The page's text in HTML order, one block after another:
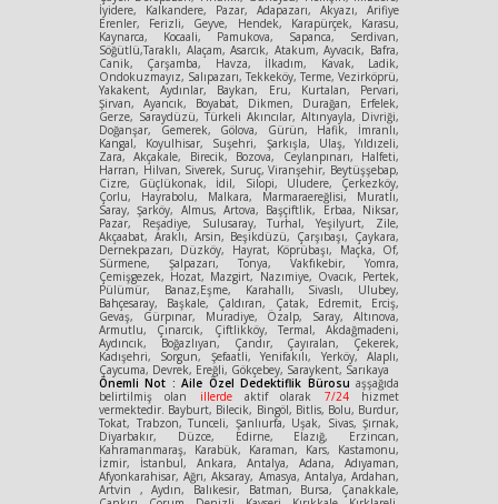
İyidere, Kalkandere, Pazar, Adapazarı, Akyazı, Arifiye
Erenler, Ferizli, Geyve, Hendek, Karapürçek, Karasu,
Kaynarca, Kocaali, Pamukova, Sapanca, Serdivan,
Söğütlü,Taraklı, Alaçam, Asarcık, Atakum, Ayvacık, Bafra,
Canik, Çarşamba, Havza, İlkadım, Kavak, Ladik,
Ondokuzmayız, Salıpazarı, Tekkeköy, Terme, Vezirköprü,
Yakakent, Aydınlar, Baykan, Eru, Kurtalan, Pervari,
Şirvan, Ayancık, Boyabat, Dikmen, Durağan, Erfelek,
Gerze, Saraydüzü, Türkeli Akıncılar, Altınyayla, Divriği,
Doğanşar, Gemerek, Gölova, Gürün, Hafik, İmranlı,
Kangal, Koyulhisar, Suşehri, Şarkışla, Ulaş, Yıldızeli,
Zara, Akçakale, Birecik, Bozova, Ceylanpınarı, Halfeti,
Harran, Hilvan, Siverek, Suruç, Viranşehir, Beytüşşebap,
Cizre, Güçlükonak, İdil, Silopi, Uludere, Çerkezköy,
Çorlu, Hayrabolu, Malkara, Marmaraereğlisi, Muratlı,
Saray, Şarköy, Almus, Artova, Başçiftlik, Erbaa, Niksar,
Pazar, Reşadiye, Sulusaray, Turhal, Yeşilyurt, Zile,
Akçaabat, Araklı, Arsin, Beşikdüzü, Çarşıbaşı, Çaykara,
Dernekpazarı, Düzköy, Hayrat, Köprübaşı, Maçka, Of,
Sürmene, Şalpazarı, Tonya, Vakfıkebir, Yomra,
Çemişgezek, Hozat, Mazgirt, Nazımiye, Ovacık, Pertek,
Pülümür, Banaz,Eşme, Karahallı, Sivaslı, Ulubey,
Bahçesaray, Başkale, Çaldıran, Çatak, Edremit, Erciş,
Gevaş, Gürpınar, Muradiye, Özalp, Saray, Altınova,
Armutlu, Çınarcık, Çiftlikköy, Termal, Akdağmadeni,
Aydıncık, Boğazlıyan, Çandır, Çayıralan, Çekerek,
Kadışehri, Sorgun, Şefaatli, Yenifakılı, Yerköy, Alaplı,
Çaycuma, Devrek, Ereğli, Gökçebey, Saraykent, Sarıkaya
Önemli Not : Aile Özel Dedektiflik Bürosu aşşağıda
belirtilmiş olan illerdeaktif olarak 7/24hizmet
vermektedir. Bayburt, Bilecik, Bingöl, Bitlis, Bolu, Burdur,
Tokat, Trabzon, Tunceli, Şanlıurfa, Uşak, Sivas, Şırnak,
Diyarbakır, Düzce, Edirne, Elazığ, Erzincan,
Kahramanmaraş, Karabük, Karaman, Kars, Kastamonu,
İzmir, İstanbul, Ankara, Antalya, Adana, Adıyaman,
Afyonkarahisar, Ağrı, Aksaray, Amasya, Antalya, Ardahan,
Artvin , Aydın, Balıkesir, Batman, Bursa, Çanakkale,